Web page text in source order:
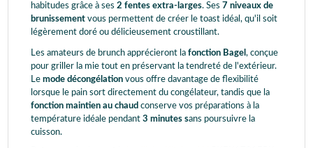
habitudes grâce à ses 2 fentes extra-larges. Ses 7 niveaux de
brunissement vous permettent de créer le toast idéal, qu'il soit
légèrement doré ou délicieusement croustillant.
Les amateurs de brunch apprécieront la fonction Bagel , conçue
pour griller la mie tout en préservant la tendreté de l'extérieur.
Le mode décongélation vous offre davantage de flexibilité
lorsque le pain sort directement du congélateur, tandis que la
fonction maintien au chaud conserve vos préparations à la
température idéale pendant 3 minutes sans poursuivre la
cuisson.